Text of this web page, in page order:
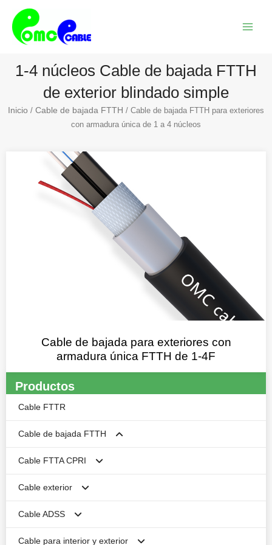
contenido
1-4 núcleos Cable de bajada FTTH
de exterior blindado simple
Inicio / Cable de bajada FTTH / Cable de bajada FTTH para exteriores
con armadura única de 1 a 4 núcleos
Productos
Cable FTTR
Cable de bajada FTTH
Cable de bajada FTTH plano Butterfly
Antena Autosoportada FTTH Cable de bajada
Cable de acometida FTTH de conducto redondo no
Cable FTTA CPRI
Cable CPRI blindado
Cable CPRI sin armadura
Cable exterior
Cable blindado para exteriores
Cable no blindado
Cable ADSS
Cable ADSS de cubierta simple
Cable para interior y exterior
Cable de bajada para exteriores con
armadura única FTTH de 1-4F